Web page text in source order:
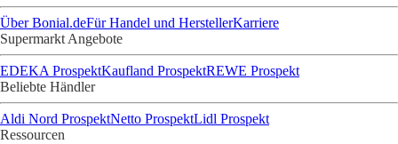
Über Bonial.deFür Handel und HerstellerKarriere
Supermarkt Angebote
EDEKA ProspektKaufland ProspektREWE Prospekt
Beliebte Händler
Aldi Nord ProspektNetto ProspektLidl Prospekt
Ressourcen